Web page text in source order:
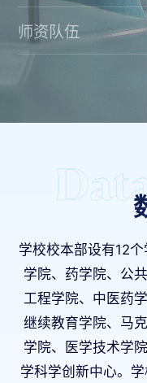
师资队伍
学校校本部设有12
学院、药学院、公
工程学院、中医药
继续教育学院、马
学院、医学技术学
学科学创新中心。